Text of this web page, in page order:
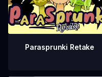
Parasprunki Retake